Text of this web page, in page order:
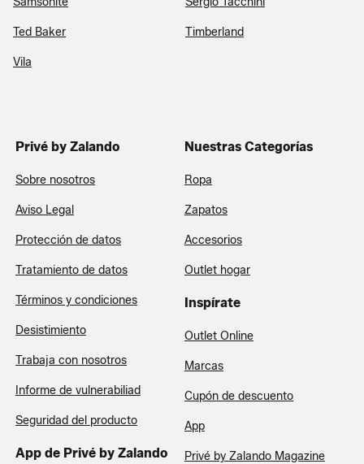
Ted Baker Timberland
Vila
Privé by Zalando
Sobre nosotros
Aviso Legal
Protección de datos
Tratamiento de datos
Términos y condiciones
Desistimiento
Trabaja con nosotros
Informe de vulnerabiliad
Seguridad del producto
App de Privé by Zalando
Nuestras Categorías
Ropa
Zapatos
Accesorios
Outlet hogar
Inspírate
Outlet Online
Marcas
Cupón de descuento
App
Privé by Zalando Magazine